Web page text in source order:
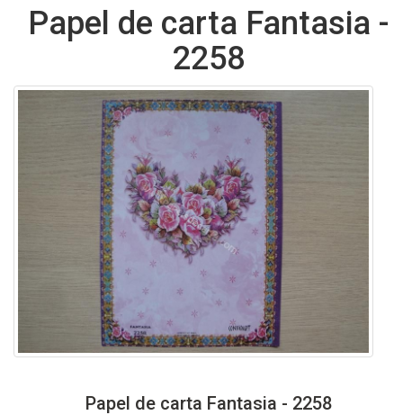
Papel de carta Fantasia -
2258
Papel de carta Fantasia - 2258